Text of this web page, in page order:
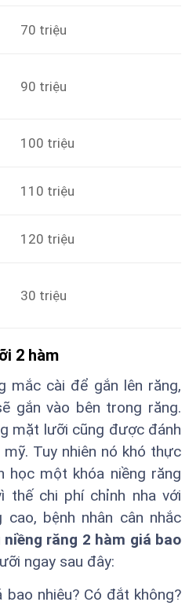
70 triệu
90 triệu
100 triệu
110 triệu
120 triệu
30 triệu
2 hàm
mắc cài để gắn lên răng,
gắn vào bên trong răng.
mặt lưỡi cũng được đánh
Tuy nhiên nó khó thực
học một khóa niềng răng
thế chi phí chỉnh nha với
bệnh nhân cân nhắc
niềng răng 2 hàm giá bao
ngay sau đây: